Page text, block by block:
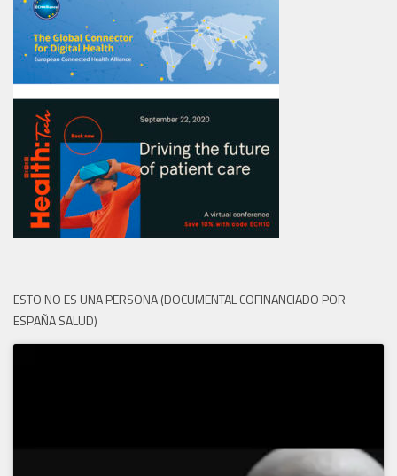
ESTO NO ES UNA PERSONA (DOCUMENTAL COFINANCIADO POR
ESPAÑA SALUD)